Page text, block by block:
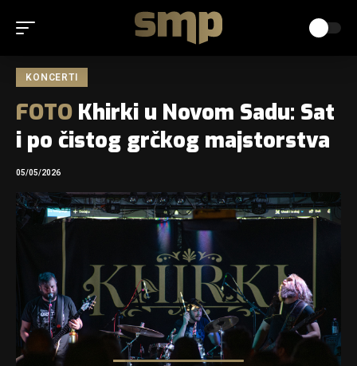
KONCERTI
FOTO Khirki u Novom Sadu: Sat
i po čistog grčkog majstorstva
05/05/2026